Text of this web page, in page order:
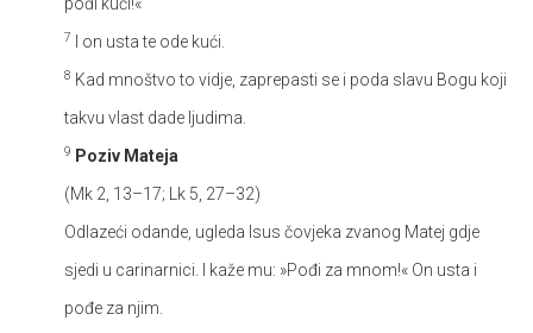
7 I on usta te ode kući.
8 Kad mnoštvo to vidje, zaprepasti se i poda slavu Bogu koji
takvu vlast dade ljudima.
9 Poziv Mateja
(Mk 2, 13–17; Lk 5, 27–32)
Odlazeći odande, ugleda Isus čovjeka zvanog Matej gdje
sjedi u carinarnici. I kaže mu: »Pođi za mnom!« On usta i
pođe za njim.